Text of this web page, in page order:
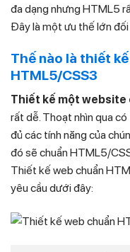
đa dạng nhưng HTML5
Đây là một ưu thế lớn đối
Thế nào là thiết
HTML5/CSS3
Thiết kế một website
rất dễ. Thoạt nhìn qua
đủ các tính năng của
đó sẽ chuẩn HTML5/
Thiết kế web chuẩn
yêu cầu dưới đây: